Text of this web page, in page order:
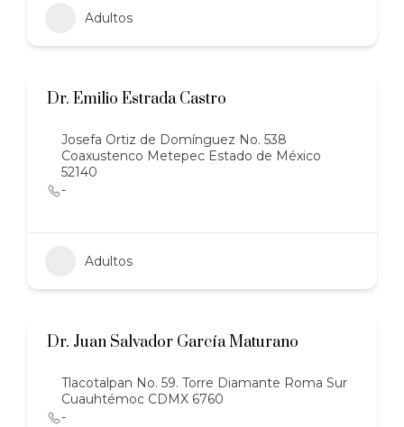
Adultos
Dr. Emilio Estrada Castro
Josefa Ortiz de Domínguez No. 538
Coaxustenco Metepec Estado de México
52140
-
Adultos
Dr. Juan Salvador García Maturano
Tlacotalpan No. 59. Torre Diamante Roma Sur
Cuauhtémoc CDMX 6760
-